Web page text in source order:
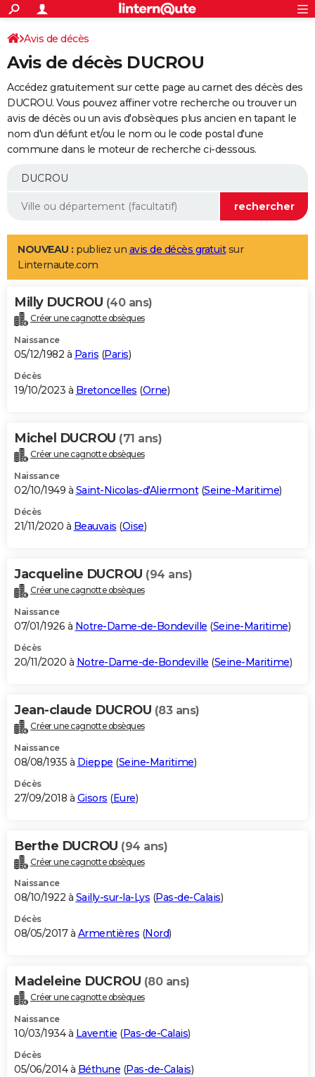
ACTUALITÉS
Politique
Société
Faits Divers
Education
Monde
Villes
+
SPORT
Coupe du monde 2026
Football
Tennis
Cyclisme
Rugby
Forum
Programme TV
TNT
Streaming
Cinéma
Sorties cinéma
Musique
+
FINANCE
Retraite
Epargne
Immobilier
Risques naturels par ville
Banque
Assurance
AUTO
Essais
Réserver un essai
Citadines
Berlines
SUV
Forum auto
+
Mobiles
Meilleur smartphone
Internet
Ordinateurs
Jeux vidéo
Guide high-tech
Aménagement intérieur
LIFESTYLE
Art de vivre
Bien-être
Loisirs
Mode
Modes de vie
Alimentation
Guide de la santé
Maladies
Médicaments
Sommeil
VOYAGE
Destinations
City break
Voyage nature
Voyage de noces
Forum
Climat
+PHOTO
GUIDES D'ACHAT
BONS PLANS
Carte de Noël
Carte Bonne année
Carte Saint-Valentin
Carte Pâques
Carte d'anniversaire
DICTIONNAIRE
Dictionnaire
Biographies
Citations
Expressions
Proverbes
PROGRAMME TV
S'inscrire
Se connecter
Lycées
Collèges
Primaires
Universités
Entreprises
Service militaire
Avis de recherche
AVIS DE DÉCÈS
Bricolage
Lifestyle
Culture
Sport
Auto
Television
Voyage
Cinema
Avis de décès
Avis de décès DUCROU
Accédez gratuitement sur cette page au carnet des décès des
DUCROU. Vous pouvez affiner votre recherche ou trouver un
avis de décès ou un avis d'obsèques plus ancien en tapant le
nom d'un défunt et/ou le nom ou le code postal d'une
commune dans le moteur de recherche ci-dessous.
NOUVEAU : publiez un avis de décès gratuitsur
Linternaute.com
Milly DUCROU (40 ans)
Créer une cagnotte obsèques
Naissance
05/12/1982 à Paris (Paris)
Décès
19/10/2023 à Bretoncelles (Orne)
Michel DUCROU (71 ans)
Créer une cagnotte obsèques
Naissance
02/10/1949 à Saint-Nicolas-d'Aliermont(Seine-Maritime)
Décès
21/11/2020 à Beauvais (Oise)
Jacqueline DUCROU (94 ans)
Créer une cagnotte obsèques
Naissance
07/01/1926 à Notre-Dame-de-Bondeville (Seine-Maritime)
Décès
20/11/2020 à Notre-Dame-de-Bondeville (Seine-Maritime)
Jean-claude DUCROU (83 ans)
Créer une cagnotte obsèques
Naissance
08/08/1935 à Dieppe (Seine-Maritime)
Décès
27/09/2018 à Gisors (Eure)
Berthe DUCROU (94 ans)
Créer une cagnotte obsèques
Naissance
08/10/1922 à Sailly-sur-la-Lys (Pas-de-Calais)
Décès
08/05/2017 à Armentières (Nord)
Madeleine DUCROU (80 ans)
Créer une cagnotte obsèques
Naissance
10/03/1934 à Laventie (Pas-de-Calais)
Décès
05/06/2014 à Béthune (Pas-de-Calais)